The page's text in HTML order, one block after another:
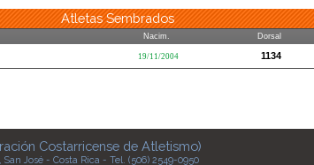
Atletas Sembrados
Nacim. Dorsal
19/11/2004 1134
Costarricense de Atletismo)
José - Costa Rica - Tel. (506) 2549-0950